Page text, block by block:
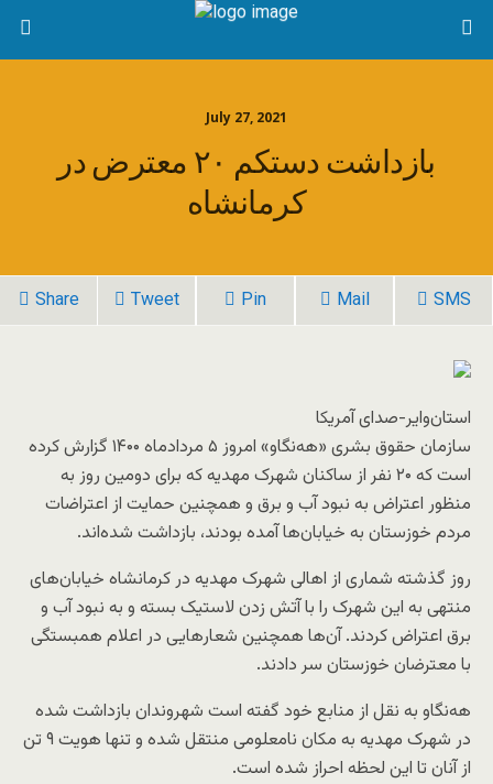
July 27, 2021
بازداشت دستکم ۲۰ معترض در
کرمانشاه
Share Tweet Pin Mail SMS
استان‌وایر-صدای آمریکا
سازمان حقوق بشری «هه‌نگاو» امروز ۵ مردادماه ۱۴۰۰ گزارش کرده
است که ۲۰ نفر از ساکنان شهرک مهدیه که برای دومین روز به
منظور اعتراض به نبود آب و برق و همچنین حمایت از اعتراضات
مردم خوزستان به خیابان‌ها آمده بودند، بازداشت شده‌اند.
روز گذشته شماری از اهالی شهرک مهدیه در کرمانشاه خیابان‌های
منتهی به این شهرک را با آتش زدن لاستیک بسته و به نبود آب و
برق اعتراض کردند. آن‌ها همچنین شعارهایی در اعلام همبستگی
با معترضان خوزستان سر دادند.
هه‌نگاو به نقل از منابع خود گفته است شهروندان بازداشت شده
در شهرک مهدیه به مکان نامعلومی منتقل شده و تنها هویت ۹ تن
از آنان تا این لحظه احراز شده است.